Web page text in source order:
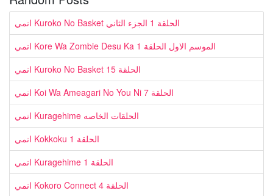
انمي Kuroko No Basket الحلقة 1 الجزء الثاني
انمي Kore Wa Zombie Desu Ka الموسم الاول الحلقة 1
انمي Kuroko No Basket الحلقة 15
انمي Koi Wa Ameagari No You Ni الحلقة 7
انمي Kuragehime الحلقات الخاصه
انمي Kokkoku الحلقة 1
انمي Kuragehime الحلقة 1
انمي Kokoro Connect الحلقة 4